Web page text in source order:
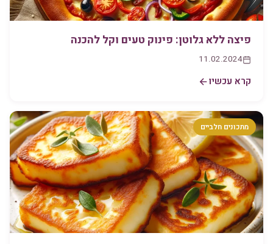
פיצה ללא גלוטן: פינוק טעים וקל להכנה
11.02.2024
קרא עכשיו
מתכונים חלביים